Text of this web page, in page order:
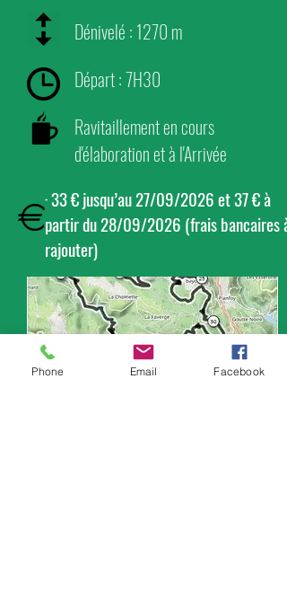
Dénivelé : 1270 m
Départ : 7H30
Ravitaillement en cours
d'élaboration et à l'Arrivée
· 33 € jusqu’au 27/09/2026 et 37 € à
partir du 28/09/2026 (frais bancaires à
rajouter)
Phone Email Facebook